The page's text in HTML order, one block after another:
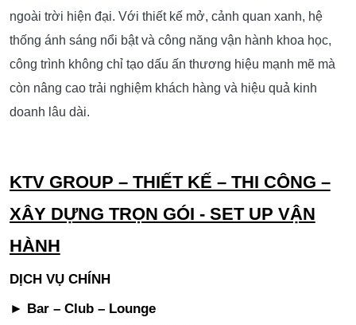
kiện hoặc mùa cao điểm.
Tăng Khả Năng Check-In
Nhiều góc chụp hình đẹp giúp khách hàng chủ động chia
sẻ hình ảnh trên mạng xã hội.
cho các nhà đầu tư F&B muốn phát triển mô hình giải trí
ngoài trời hiện đại. Với thiết kế mở, cảnh quan xanh, hệ
thống ánh sáng nổi bật và công năng vận hành khoa học,
công trình không chỉ tạo dấu ấn thương hiệu mạnh mẽ mà
còn nâng cao trải nghiệm khách hàng và hiệu quả kinh
doanh lâu dài.